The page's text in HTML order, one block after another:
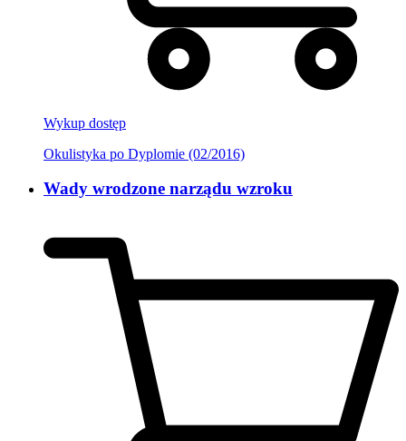
Wykup dostęp
Okulistyka po Dyplomie (02/2016)
Wady wrodzone narządu wzroku